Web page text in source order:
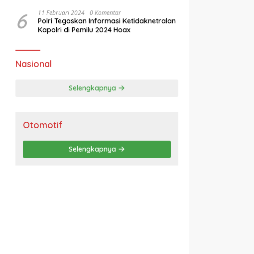
6 11 Februari 2024 0 Komentar
Polri Tegaskan Informasi Ketidaknetralan
Kapolri di Pemilu 2024 Hoax
Nasional
Selengkapnya
Otomotif
Selengkapnya